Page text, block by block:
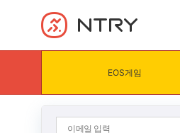
NTRY
EOS게임